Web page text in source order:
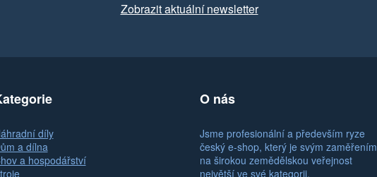
Zobrazit aktuální newsletter
díly
a dílna
a hospodářství
O nás
Jsme profesionální a především ryze
český e-shop, který je svým zaměřením
na širokou zemědělskou veřejnost
největší ve své kategorii.